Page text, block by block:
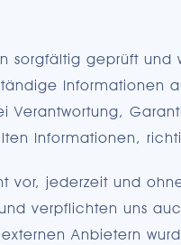
sorgfältig geprüft
Informationen
Verantwortung,
Informationen,
vor, jederzeit und
verpflichten uns
Anbietern